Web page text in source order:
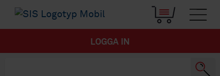
LOGGA IN